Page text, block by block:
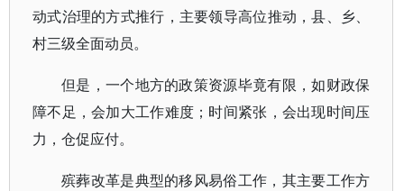
动式治理的方式推行，主要领导高位推动，县、乡、
村三级全面动员。
但是，一个地方的政策资源毕竟有限，如财政保
障不足，会加大工作难度；时间紧张，会出现时间压
力，仓促应付。
殡葬改革是典型的移风易俗工作，其主要工作方